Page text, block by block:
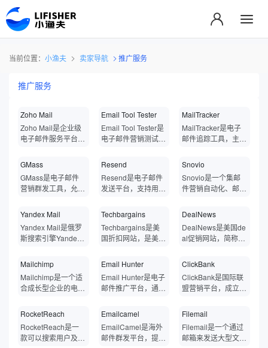
当前位置： 小渔夫 卖家导航 推广服务
推广服务
Zoho Mail
Zoho Mail是企业级
电子邮件服务平台，
计，支持自定义域
名、电子邮件托管、
安全加密等功能，确
保用户能在安全可靠
件和协作任务。此
外，Zoho Mail不仅
仅是提供基础的邮件
件共享、在线会议等
功能。
Email Tool Tester
Email Tool Tester是
电子邮件营销测试工
邮件有效性，帮助用
户检测邮件内容、垃
圾邮件评分、邮件渲
染测试、链接有效性
查等方面的问题，确
保邮件能够顺利送达
收件箱并避免被标记
邮件内容、认证协
议、渲染兼容性等核
心指标，提供可操作
户提升邮件营销效
果。
MailTracker
MailTracker是电子
邮件追踪工具，主要
打开情况、点击链接
的行为以及其他与邮
件互动的相关数据，
可自动为所有外发邮
现邮件的发送、打开
和点击追踪。此外，
MailTracker还提供
应用发送邮件的详细
日志。
GMass
GMass是电子邮件
营销群发工具，允许
箱环境中执行批量邮
件发送、邮件合并、
自动跟进等操作，帮
助个人和企业突破的
限制，优化邮件送达
率，并提升冷邮件营
销等活动的效率。用
现快速、高效的邮件
营销和宣传。通过G
Mass，用户可轻松
‌‌‌‌Resend
Resend是电子邮件
发送平台，支持用户
客户端轻松发送邮
件，帮助开发者构
建、测试和发送事务
性邮件。结合了技术
径，并与主流云服务
商合作，Resend能
确保邮件精准送达收
供了灵活强大的邮件
发送解决方案。
Snovio
Snovio是一个集邮
件营销自动化、邮箱
于一体的外贸营销管
理云平台，专为外贸
销售、营销人员设
计。Snovio提供了
帮助用户高效地寻找
潜在客户、验证邮箱
地址的有效性，并执
Yandex Mail
Yandex Mail是俄罗
斯搜索引擎Yandex
服务，用于发送、接
收和管理个人和商业
邮件。Yandex Mail
采用了多层次的安全
传输、反垃圾邮件过
滤和病毒扫描等，以
保护用户的隐私和数
Techbargains
Techbargains是美
国折扣网站，是美国
一，为消费者提供最
优惠的价格和优惠
券。主要汇集了互联
网上的电子产品、家
类别商品的优惠券、
折扣代码和特价促销
信息。与其他折扣分
DealNews
DealNews是美国de
al促销网站，简称D
拥有各种低价的消费
电子、小工具、电
脑、服装等商品，涵
盖PC硬件、软件、D
装交易。在美国购物
节会发布购物报告，
其中包括对各种类别
Mailchimp
Mailchimp是一个适
合成长型企业的电子
台，于2001年创
立，可以轻松创建引
人注目、有效的电子
邮件活动，并且可以
Email Hunter
Email Hunter是电子
邮件推广平台，通过
台、公开列表和其他
在线资源进行搜索，
以查找可用于对外销
售和营销活动的相关
ClickBank
ClickBank是国际联
盟营销平台，成立于
的联属网络营销市
场，在全球拥有超过
2亿客户。ClickBan
k是一个电子商务平
RocketReach
RocketReach是一
款可以搜索用户及邮
Emailcamel
EmailCamel是海外
邮件群发平台，提供
Filemail
Filemail是一个通过
邮箱来发送大型文件